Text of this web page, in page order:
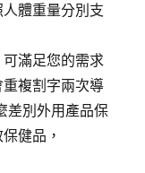
體重量分別支
滿足您的需求
重複割字兩次導
差別外用產品保
健品，